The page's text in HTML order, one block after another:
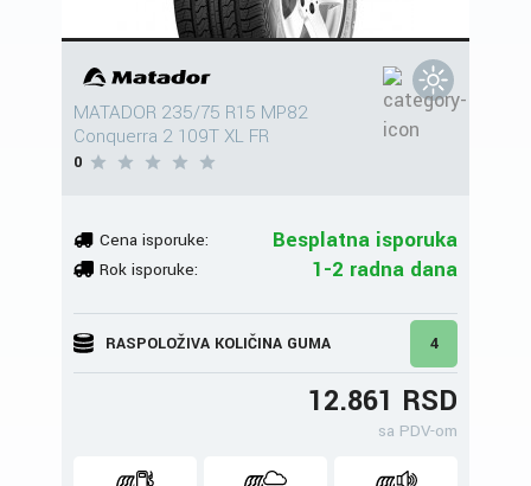
MATADOR 235/75 R15 MP82
Conquerra 2 109T XL FR
0
Cena isporuke: Besplatna isporuka
Rok isporuke: 1-2 radna dana
RASPOLOŽIVA KOLIČINA GUMA 4
12.861 RSD
sa PDV-om